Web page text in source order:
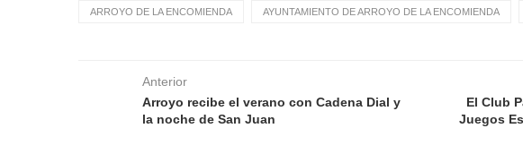
ARROYO DE LA ENCOMIENDA AYUNTAMIENTO DE ARROYO DE LA ENCOMIENDA
Anterior
Arroyo recibe el verano con Cadena Dial y
la noche de San Juan
El Club
Juegos